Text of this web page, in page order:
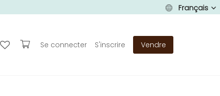
Français
Se connecter S'inscrire Vendre